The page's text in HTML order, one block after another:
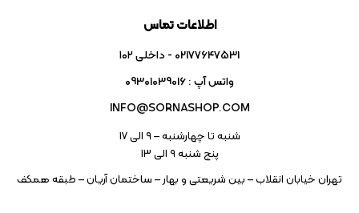
اطلاعات تماس
02177647531 - داخلی ۱۰۲
واتس آپ : 09301039016
INFO@SORNASHOP.COM
شنبه تا چهارشنبه – ۹ الی 17
پنج شنبه ۹ الی 13
تهران خیابان انقلاب – بین شریعتی و بهار – ساختمان آریان – طبقه همکف